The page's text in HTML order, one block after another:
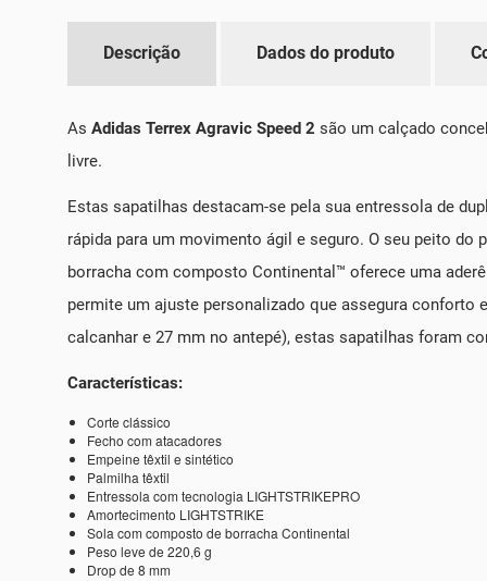
Descrição Dados do produto
As Adidas Terrex Agravic Speed 2 são um calçado
livre.
Estas sapatilhas destacam-se pela sua entressola de
rápida para um movimento ágil e seguro. O seu peito
borracha com composto Continental™ oferece uma
permite um ajuste personalizado que assegura conforto
calcanhar e 27 mm no antepé), estas sapatilhas foram
Características:
Corte clássico
Fecho com atacadores
Empeine têxtil e sintético
Palmilha têxtil
Entressola com tecnologia LIGHTSTRIKEPRO
Amortecimento LIGHTSTRIKE
Sola com composto de borracha Continental
Peso leve de 220,6 g
Drop de 8 mm